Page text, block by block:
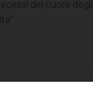
del cuore